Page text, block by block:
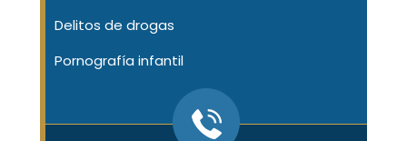
Delitos de drogas
Pornografía infantil